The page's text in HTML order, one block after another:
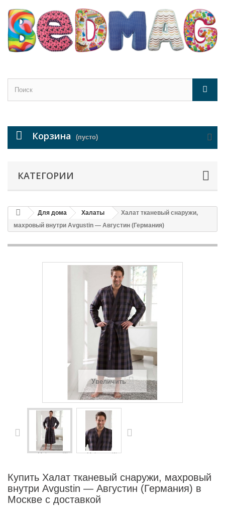
Корзина (пусто)
КАТЕГОРИИ
Для дома Халаты
Халат тканевый снаружи,
махровый внутри Avgustin — Августин (Германия)
Увеличить
Купить Халат тканевый снаружи, махровый
внутри Avgustin — Августин (Германия) в
Москве с доставкой